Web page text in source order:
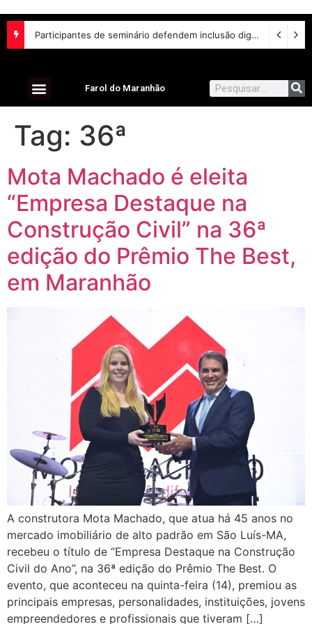
Participantes de seminário defendem inclusão digital e escuta das comunidades para reurbanização de favelas
Farol do Maranhão
Tag: 36ª
Mota Machado é eleita
“Empresa Destaque na
Construção Civil” na 36ª
edição do Prêmio The Best,
em Maranhão
A construtora Mota Machado, que atua há 45 anos no
mercado imobiliário de alto padrão em São Luís-MA,
recebeu o título de “Empresa Destaque na Construção
Civil do Ano”, na 36ª edição do Prêmio The Best. O
evento, que aconteceu na quinta-feira (14), premiou as
principais empresas, personalidades, instituições, jovens
empreendedores e profissionais que tiveram […]